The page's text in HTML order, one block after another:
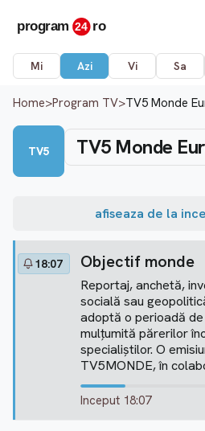
Mi Azi Vi Sa
Home>Program TV>TV5 Monde
TV5 TV5 Monde
afiseaza de la
18:07 Objectif monde
Reportaj, anchetă,
socială sau
adoptă o perioadă
mulțumită părerilor
specialiștilor. O
TV5MONDE, în
francofoni (RTBF,
France Télévisions)
Inceput 18:07